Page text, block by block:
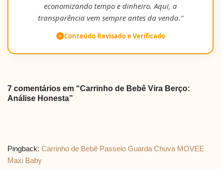
economizando tempo e dinheiro. Aqui, a
transparência vem sempre antes da venda."
Conteúdo Revisado e Verificado
7 comentários em “Carrinho de Bebê Vira Berço:
Análise Honesta”
Pingback: Carrinho de Bebê Passeio Guarda Chuva MOVEE
Maxi Baby